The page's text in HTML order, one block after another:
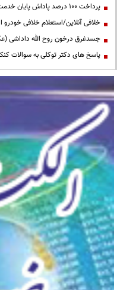
پرداخت ۱۰۰ درصد پاداش پایان خدمت فرهنگیان
خلافی آنلاین/استعلام خلافی خودرو
جسدغرق درخون روح الله داداشی
پاسخ های دکتر توکلی به سوالات